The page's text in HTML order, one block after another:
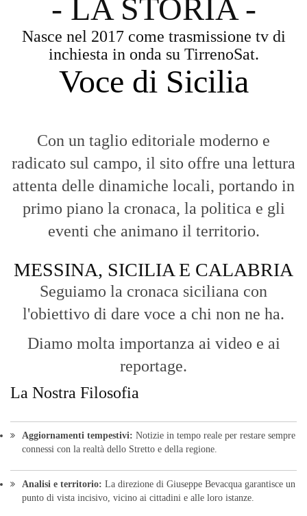
- LA STORIA -
Nasce nel 2017 come trasmissione tv di
inchiesta in onda su TirrenoSat.
Voce di Sicilia
Con un taglio editoriale moderno e
radicato sul campo, il sito offre una lettura
attenta delle dinamiche locali, portando in
primo piano la cronaca, la politica e gli
eventi che animano il territorio.
MESSINA, SICILIA E CALABRIA
Seguiamo la cronaca siciliana con
l'obiettivo di dare voce a chi non ne ha.
Diamo molta importanza ai video e ai
reportage.
La Nostra Filosofia
Aggiornamenti tempestivi: Notizie in tempo reale per restare sempre
connessi con la realtà dello Stretto e della regione.
Analisi e territorio: La direzione di Giuseppe Bevacqua garantisce un
punto di vista incisivo, vicino ai cittadini e alle loro istanze.